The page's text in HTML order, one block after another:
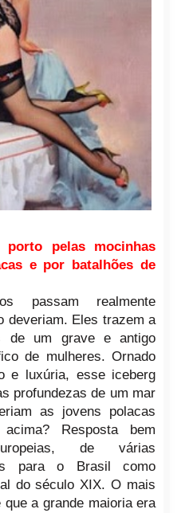
pelas mocinhas
e por batalhões de
passam realmente
deveriam. Eles trazem a
de um grave e antigo
de mulheres. Ornado
e luxúria, esse iceberg
profundezas de um mar
as jovens polacas
Resposta bem
de várias
para o Brasil como
do século XIX. O mais
a grande maioria era